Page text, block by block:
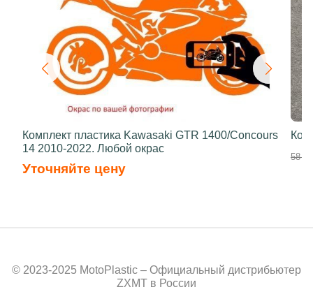
Комплект пластика Kawasaki GTR 1400/Concours
14 2010-2022. Любой окрас
Уточняйте цену
58
© 2023-2025 MotoPlastic – Официальный дистрибьютер
ZXMT в России